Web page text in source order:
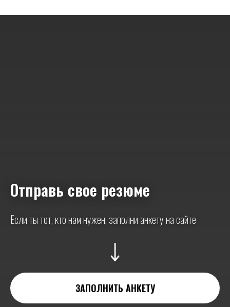
Отправь свое резюме
Если ты тот, кто нам нужен, заполни анкету на сайте
ЗАПОЛНИТЬ АНКЕТУ